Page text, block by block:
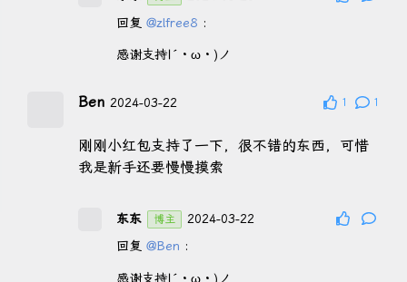
回复 @zlfree8 :
感谢支持|´・ω・)ノ
Ben 2024-03-22 1 1
刚刚小红包支持了一下，很不错的东西，可惜
我是新手还要慢慢摸索
东东 博主 2024-03-22
回复 @Ben :
感谢支持|´・ω・)ノ